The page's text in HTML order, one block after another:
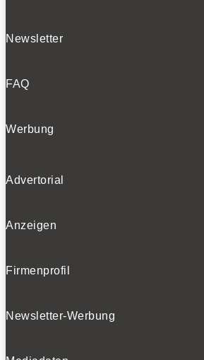
Newsletter
FAQ
Werbung
Advertorial
Anzeigen
Firmenprofil
Newsletter-Werbung